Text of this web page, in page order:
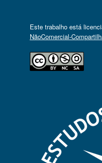
Este trabalho está
NãoComercial-